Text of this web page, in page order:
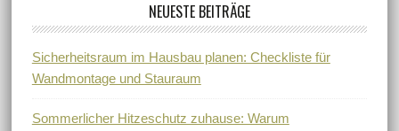
NEUESTE BEITRÄGE
Sicherheitsraum im Hausbau planen: Checkliste für
Wandmontage und Stauraum
Sommerlicher Hitzeschutz zuhause: Warum